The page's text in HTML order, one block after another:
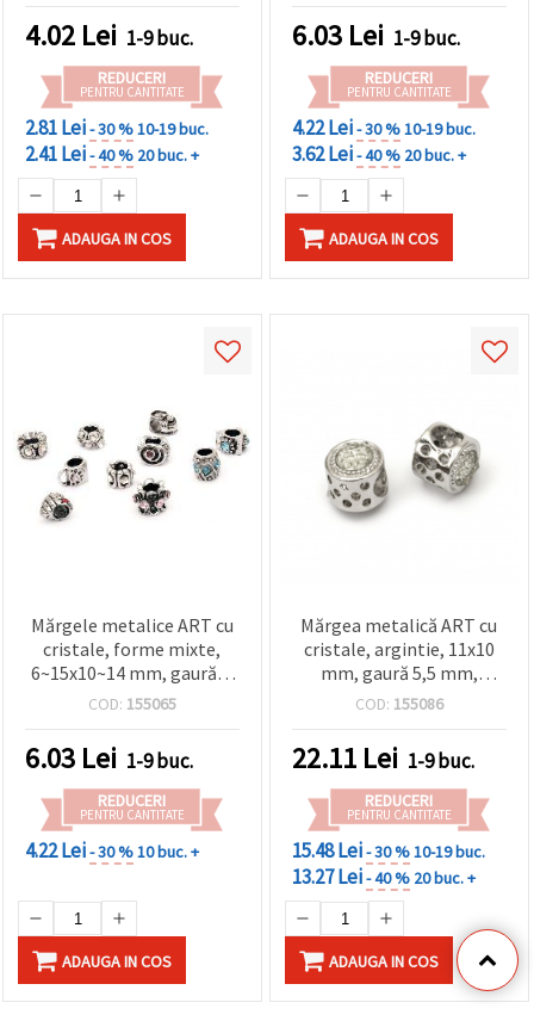
4.02 Lei 1-9 buc.
REDUCERI
PENTRU CANTITATE
2.81 Lei- 30 %10-19 buc.
2.41 Lei- 40 % 20 buc. +
ADAUGA IN COS
6.03 Lei 1-9 buc.
REDUCERI
PENTRU CANTITATE
4.22 Lei- 30 %10-19 buc.
3.62 Lei- 40 % 20 buc. +
ADAUGA IN COS
Mărgele metalice ART cu
cristale, forme mixte,
6~15x10~14 mm, gaură: 6
mm
COD: 155065
6.03 Lei 1-9 buc.
REDUCERI
PENTRU CANTITATE
4.22 Lei- 30 %10 buc. +
ADAUGA IN COS
Mărgea metalică ART cu
cristale, argintie, 11x10
mm, gaură 5,5 mm,
pentru bijuterii handmade
COD: 155086
22.11 Lei 1-9 buc.
REDUCERI
PENTRU CANTITATE
15.48 Lei- 30 %10-19 buc.
13.27 Lei- 40 % 20 buc. +
ADAUGA IN COS